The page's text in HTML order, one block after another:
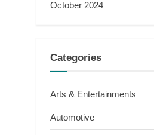
October 2024
Categories
Arts & Entertainments
Automotive